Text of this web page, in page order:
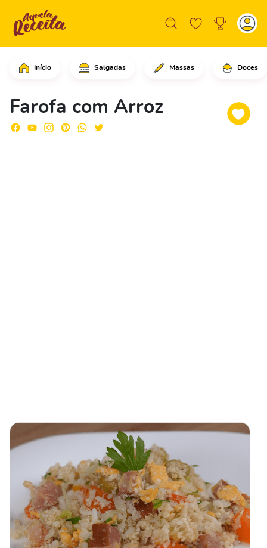
Início Salgadas Massas Doces
Farofa com Arroz
Em uma panela, coloque a